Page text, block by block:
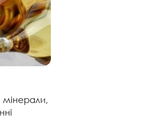
мінерали,